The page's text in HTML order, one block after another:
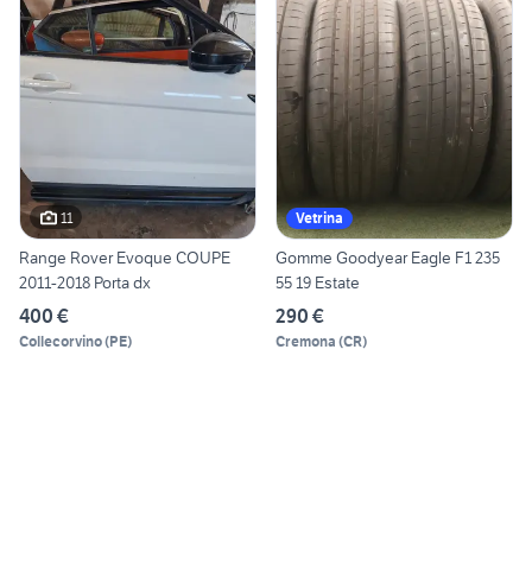
11
Range Rover Evoque COUPE
2011-2018 Porta dx
400 €
Collecorvino(PE)
Vetrina
Gomme Goodyear Eagle F1 235
55 19 Estate
290 €
Cremona (CR)